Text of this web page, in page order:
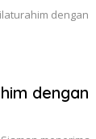
dengan
dengan